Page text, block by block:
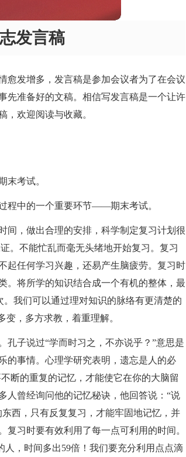
发言稿
愈发增多，发言稿是参加会议者为了在会议
先准备好的文稿。相信写发言稿是一个让许
，欢迎阅读与收藏。
末考试。
程中的一个重要环节——期末考试。
间，做出合理的安排，科学制定复习计划很
。不能忙乱而毫无头绪地开始复习。复习
起任何学习兴趣，还易产生脑疲劳。复习时
。将所学的知识结合成一个有机的整体，最
。我们可以通过理对知识的脉络有更清楚的
，多方求教，着重理解。
孔子说过“学而时习之，不亦说乎？”意思是
的事情。心理学研究表明，遗忘是人的必
断的重复的记忆，才能使它在你的大脑留
人曾经询问他的记忆秘诀，他回答说：“说
西，只有反复复习，才能牢固地记忆，并
习时要有效利用了每一点可利用的时间。
人，时间多出59倍！我们要充分利用点点滴